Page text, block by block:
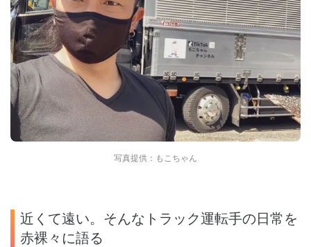
写真提供：もこちゃん
近くて遠い。そんなトラック運転手の日常を
赤裸々に語る